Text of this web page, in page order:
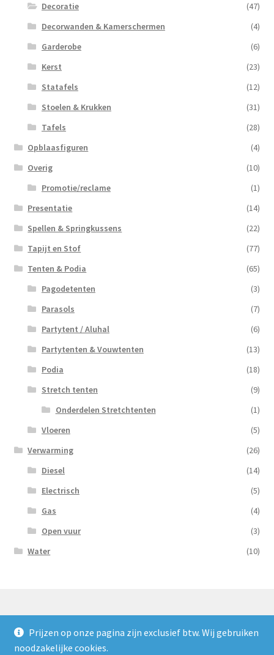
Prijzen op onze pagina zijn exclusief btw. Wij gebruiken
noodzakelijke cookies.
Decoratie
(47)
Decorwanden & Kamerschermen
(4)
Garderobe
(6)
Kerst
(23)
Statafels
(12)
Stoelen & Krukken
(31)
Tafels
(28)
Opblaasfiguren
(4)
Overig
(10)
Promotie/reclame
(1)
Presentatie
(14)
Spellen & Springkussens
(22)
Tapijt en Stof
(77)
Tenten & Podia
(65)
Pagodetenten
(3)
Parasols
(7)
Partytent / Aluhal
(6)
Partytenten & Vouwtenten
(13)
Podia
(18)
Stretch tenten
(9)
Onderdelen Stretchtenten
(1)
Vloeren
(5)
Verwarming
(26)
Diesel
(14)
Electrisch
(5)
Gas
(4)
Open vuur
(3)
Water
(10)
© Nooijens Verhuur 2026